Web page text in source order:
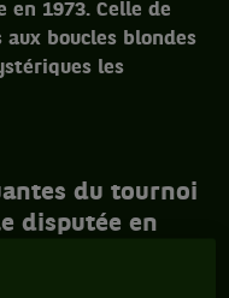
1973. Celle de
aux boucles blondes
les
du tournoi
disputée en
pour